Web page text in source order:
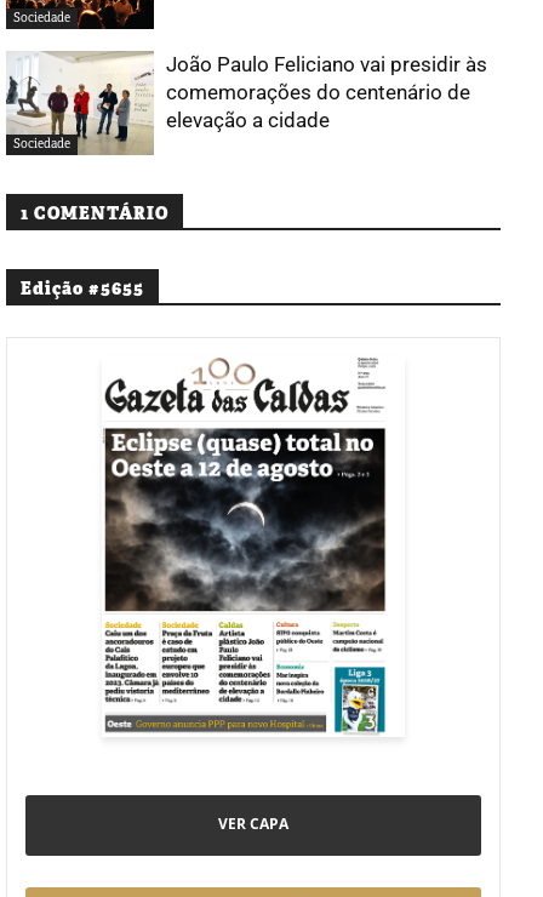
Sociedade
Sociedade
João Paulo Feliciano vai presidir às
comemorações do centenário de
elevação a cidade
1 COMENTÁRIO
Edição #5655
VER CAPA